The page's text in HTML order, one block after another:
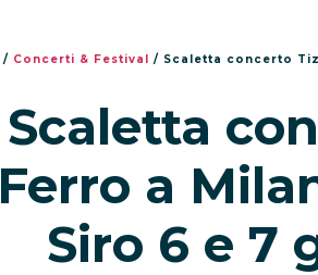
/ Concerti & Festival / Scaletta concerto
Scaletta
Ferro a
Siro 6 e 7